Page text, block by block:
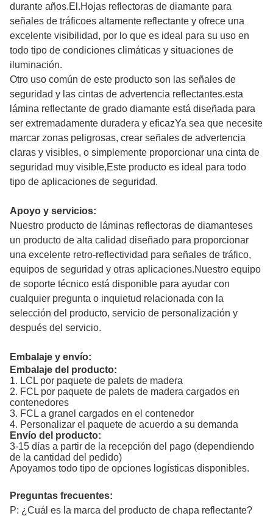
durante años.El.Hojas reflectoras de diamante para
señales de tráficoes altamente reflectante y ofrece una
excelente visibilidad, por lo que es ideal para su uso en
todo tipo de condiciones climáticas y situaciones de
iluminación.
Otro uso común de este producto son las señales de
seguridad y las cintas de advertencia reflectantes.esta
lámina reflectante de grado diamante está diseñada para
ser extremadamente duradera y eficazYa sea que necesite
marcar zonas peligrosas, crear señales de advertencia
claras y visibles, o simplemente proporcionar una cinta de
seguridad muy visible,Este producto es ideal para todo
tipo de aplicaciones de seguridad.
Apoyo y servicios:
Nuestro producto de láminas reflectoras de diamanteses
un producto de alta calidad diseñado para proporcionar
una excelente retro-reflectividad para señales de tráfico,
equipos de seguridad y otras aplicaciones.Nuestro equipo
de soporte técnico está disponible para ayudar con
cualquier pregunta o inquietud relacionada con la
selección del producto, servicio de personalización y
después del servicio.
Embalaje y envío:
Embalaje del producto:
1. LCL por paquete de palets de madera
2. FCL por paquete de palets de madera cargados en
contenedores
3. FCL a granel cargados en el contenedor
4. Personalizar el paquete de acuerdo a su demanda
Envío del producto:
3-15 días a partir de la recepción del pago (dependiendo
de la cantidad del pedido)
Apoyamos todo tipo de opciones logísticas disponibles.
Preguntas frecuentes:
P: ¿Cuál es la marca del producto de chapa reflectante?